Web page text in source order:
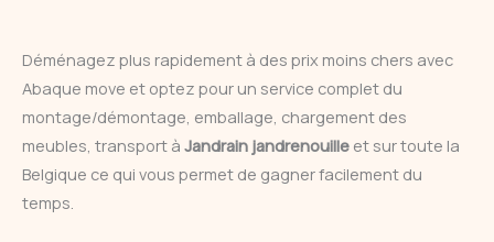
Déménagez plus rapidement à des prix moins chers avec
Abaque move et optez pour un service complet du
montage/démontage, emballage, chargement des
meubles, transport à Jandrain jandrenouille et sur toute la
Belgique ce qui vous permet de gagner facilement du
temps.